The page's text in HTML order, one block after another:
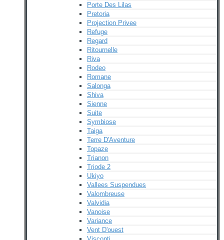
Porte Des Lilas
Pretoria
Projection Privee
Refuge
Regard
Ritournelle
Riva
Rodeo
Romane
Salonga
Shiva
Sienne
Suite
Symbiose
Taiga
Terre D'Aventure
Topaze
Trianon
Triode 2
Ukiyo
Vallees Suspendues
Valombreuse
Valvidia
Vanoise
Variance
Vent D'ouest